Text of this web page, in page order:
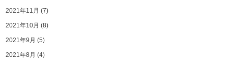
2021年11月 (7)
2021年10月 (8)
2021年9月 (5)
2021年8月 (4)